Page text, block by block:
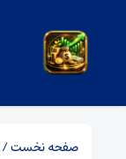
صفحه نخست/